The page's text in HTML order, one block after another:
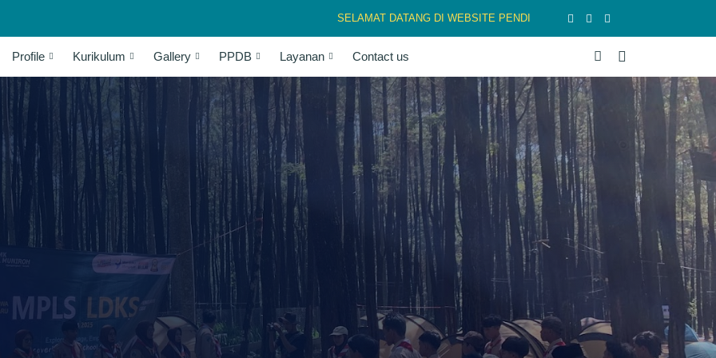
SELAMAT DATANG DI WEBSITE PENDIDIKAN BANGSA, YANG BERKARATER,
Profile Kurikulum Gallery PPDB Layanan Contact us